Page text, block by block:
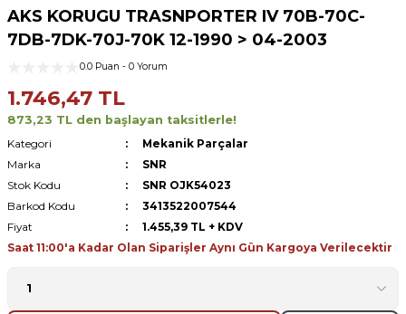
AKS KORUGU TRASNPORTER IV 70B-70C-
7DB-7DK-70J-70K 12-1990 > 04-2003
0.0 Puan - 0 Yorum
1.746,47 TL
873,23 TL den başlayan taksitlerle!
Kategori
Mekanik Parçalar
Marka
SNR
Stok Kodu
SNR OJK54023
Barkod Kodu
3413522007544
Fiyat
1.455,39 TL + KDV
Saat 11:00'a Kadar Olan Siparişler Aynı Gün Kargoya Verilecektir